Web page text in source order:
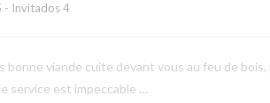
- Invitados 4
bonne viande cuite devant vous au feu de
service est impeccable …